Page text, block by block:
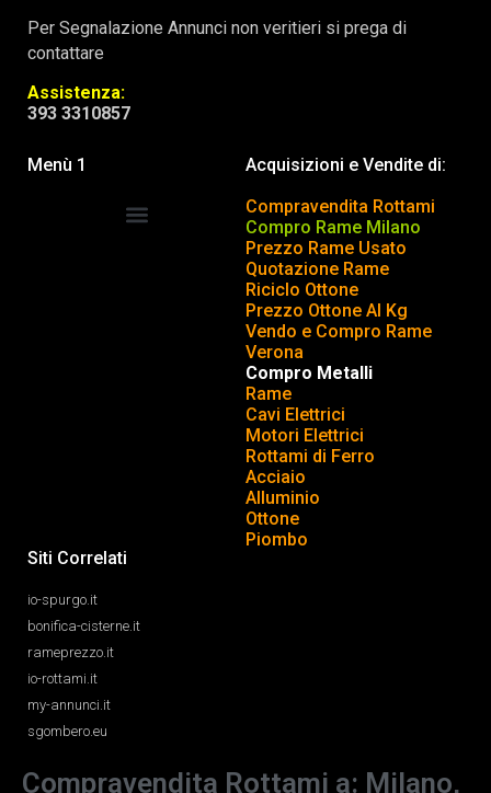
Per Segnalazione Annunci non veritieri si prega di
contattare
Assistenza:
393 3310857
Menù 1
Acquisizioni e Vendite di:
Compravendita Rottami
Compro Rame Milano
Prezzo Rame Usato
Quotazione Rame
Riciclo Ottone
Prezzo Ottone Al Kg
Vendo e Compro Rame
Verona
Compro Metalli
Rame
Cavi Elettrici
Motori Elettrici
Rottami di Ferro
Acciaio
Alluminio
Ottone
Piombo
Siti Correlati
io-spurgo.it
bonifica-cisterne.it
rameprezzo.it
io-rottami.it
my-annunci.it
sgombero.eu
Compravendita Rottami a: Milano,